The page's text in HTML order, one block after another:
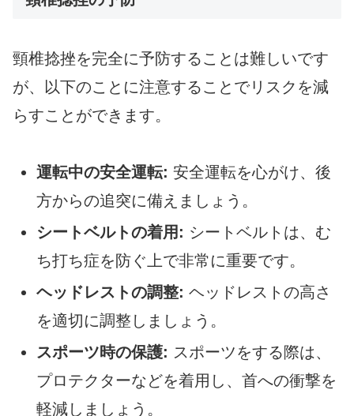
頸椎捻挫を完全に予防することは難しいです
が、以下のことに注意することでリスクを減
らすことができます。
運転中の安全運転: 安全運転を心がけ、後
方からの追突に備えましょう。
シートベルトの着用: シートベルトは、む
ち打ち症を防ぐ上で非常に重要です。
ヘッドレストの調整: ヘッドレストの高さ
を適切に調整しましょう。
スポーツ時の保護: スポーツをする際は、
プロテクターなどを着用し、首への衝撃を
軽減しましょう。